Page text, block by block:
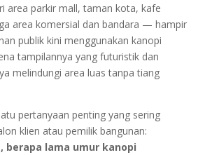
area parkir mall, taman kota, kafe
area komersial dan bandara — hampir
publik kini menggunakan kanopi
tampilannya yang futuristik dan
melindungi area luas tanpa tiang
pertanyaan penting yang sering
klien atau pemilik bangunan:
berapa lama umur kanopi